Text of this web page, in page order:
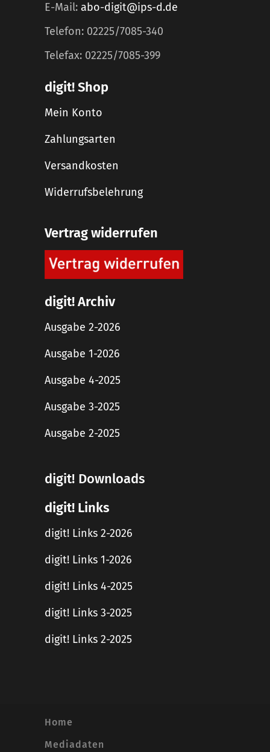
E-Mail: abo-digit@ips-d.de
Telefon: 02225/7085-340
Telefax: 02225/7085-399
digit! Shop
Mein Konto
Zahlungsarten
Versandkosten
Widerrufsbelehrung
Vertrag widerrufen
digit! Archiv
Ausgabe 2-2026
Ausgabe 1-2026
Ausgabe 4-2025
Ausgabe 3-2025
Ausgabe 2-2025
digit! Downloads
digit! Links
digit! Links 2-2026
digit! Links 1-2026
digit! Links 4-2025
digit! Links 3-2025
digit! Links 2-2025
Home
Mediadaten